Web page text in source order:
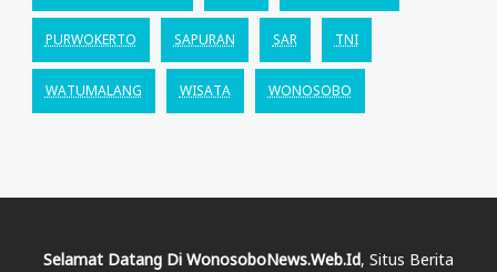
PURWOKERTO SAPURAN SAR TNI
WATUMALANG WISATA WONOSOBO
Selamat Datang Di WonosoboNews.web.id, Situs Berita